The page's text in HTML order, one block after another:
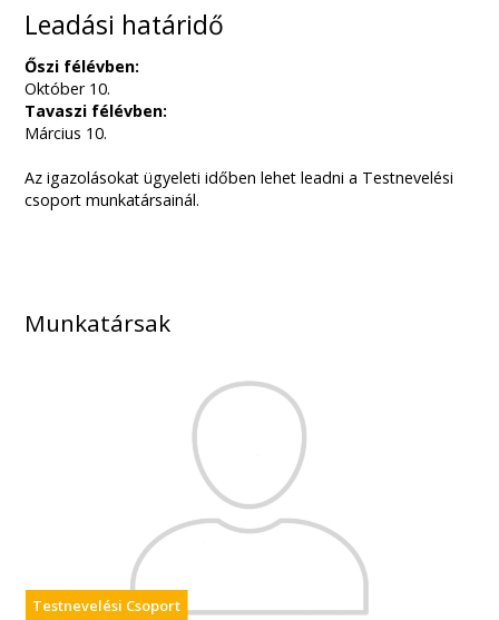
Leadási határidő
Őszi félévben:
Október 10.
Tavaszi félévben:
Március 10.
Az igazolásokat ügyeleti időben lehet leadni a Testnevelési
csoport munkatársainál.
Munkatársak
Testnevelési Csoport